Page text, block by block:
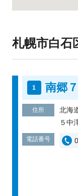
札幌市白石
南郷
住所
北海
５中
電話番号